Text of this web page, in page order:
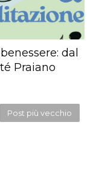
dal
Praiano
Post più vecchio